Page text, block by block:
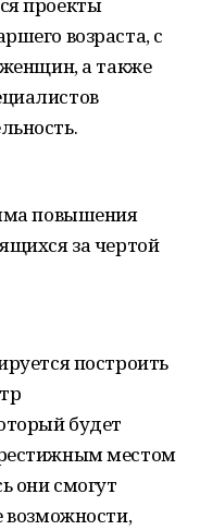
возраста, с
а также
повышения
за чертой
построить
будет
местом
они смогут
возможности,